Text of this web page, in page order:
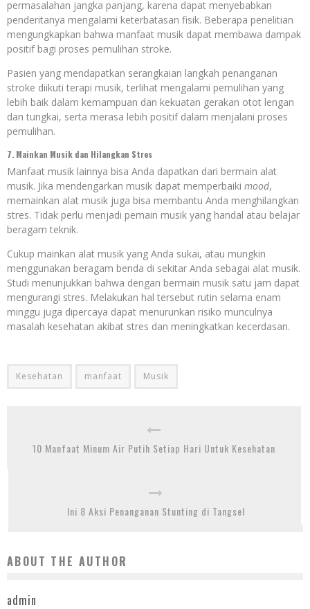
permasalahan jangka panjang, karena dapat menyebabkan
penderitanya mengalami keterbatasan fisik. Beberapa penelitian
mengungkapkan bahwa manfaat musik dapat membawa dampak
positif bagi proses pemulihan stroke.
Pasien yang mendapatkan serangkaian langkah penanganan
stroke diikuti terapi musik, terlihat mengalami pemulihan yang
lebih baik dalam kemampuan dan kekuatan gerakan otot lengan
dan tungkai, serta merasa lebih positif dalam menjalani proses
pemulihan.
7. Mainkan Musik dan Hilangkan Stres
Manfaat musik lainnya bisa Anda dapatkan dari bermain alat
musik. Jika mendengarkan musik dapat memperbaiki mood,
memainkan alat musik juga bisa membantu Anda menghilangkan
stres. Tidak perlu menjadi pemain musik yang handal atau belajar
beragam teknik.
Cukup mainkan alat musik yang Anda sukai, atau mungkin
menggunakan beragam benda di sekitar Anda sebagai alat musik.
Studi menunjukkan bahwa dengan bermain musik satu jam dapat
mengurangi stres. Melakukan hal tersebut rutin selama enam
minggu juga dipercaya dapat menurunkan risiko munculnya
masalah kesehatan akibat stres dan meningkatkan kecerdasan.
Kesehatan manfaat Musik
10 Manfaat Minum Air Putih Setiap Hari Untuk Kesehatan
Ini 8 Aksi Penanganan Stunting di Tangsel
ABOUT THE AUTHOR
admin